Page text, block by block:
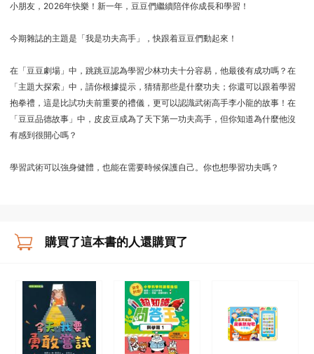
小朋友，2026年快樂！新一年，豆豆們繼續陪伴你成長和學習！
今期雜誌的主題是「我是功夫高手」，快跟着豆豆們動起來！
在「豆豆劇場」中，跳跳豆認為學習少林功夫十分容易，他最後有成功嗎？在
「主題大探索」中，請你根據提示，猜猜那些是什麼功夫；你還可以跟着學習
抱拳禮，這是比試功夫前重要的禮儀，更可以認識武術高手李小龍的故事！在
「豆豆品德故事」中，皮皮豆成為了天下第一功夫高手，但你知道為什麼他沒
有感到很開心嗎？
學習武術可以強身健體，也能在需要時候保護自己。你也想學習功夫嗎？
購買了這本書的人還購買了